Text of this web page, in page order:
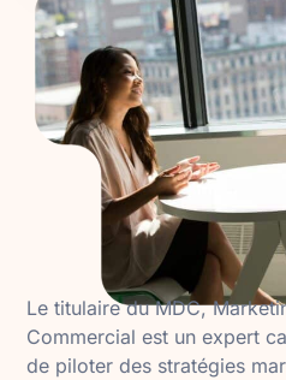
Le titulaire du MDC,
Commercial est un expert
de piloter des stratégies